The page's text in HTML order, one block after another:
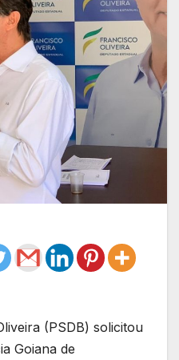
(PSDB) solicitou
Goiana de